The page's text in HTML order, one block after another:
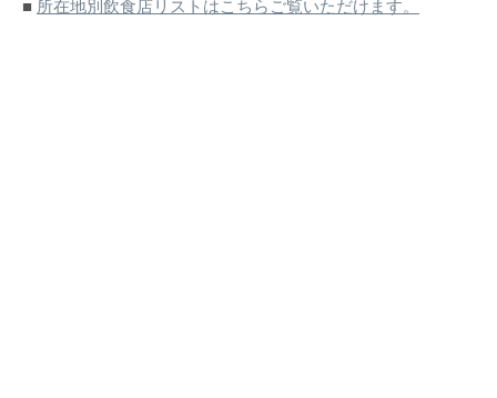
■ 所在地別飲食店リストはこちらご覧いただけます。